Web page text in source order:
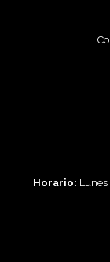
Horario: